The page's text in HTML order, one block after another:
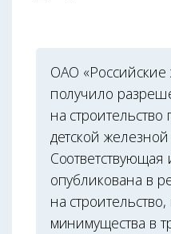
ОАО «Российские
получило
на строительство
детской
опубликована в
на
минимущества в